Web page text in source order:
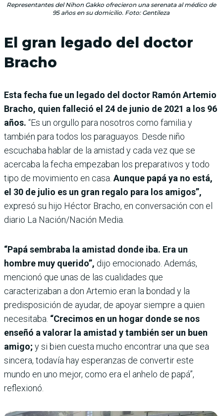
Representantes del Nihon Gakko ofrecieron una serenata al médico de
95 años en su domicilio. Foto: Gentileza
El gran legado del doctor
Bracho
Esta fecha fue un legado del doctor Ramón Artemio
Bracho, quien falleció el 24 de junio de 2021 a los 96
años. “Es un orgullo para nosotros como familia y
también para todos los paraguayos. Desde niño
escuchaba hablar de la amistad y cada vez que se
acercaba la fecha empezaban los preparativos y todo
tipo de movimiento en casa. Aunque papá ya no está,
el 30 de julio es un gran regalo para los amigos”,
expresó su hijo Héctor Bracho, en conversación con el
diario La Nación/Nación Media.
“Papá sembraba la amistad donde iba. Era un
hombre muy querido”, dijo emocionado. Además,
mencionó que unas de las cualidades que
caracterizaban a don Artemio eran la bondad y la
predisposición de ayudar, de apoyar siempre a quien
necesitaba. “Crecimos en un hogar donde se nos
enseñó a valorar la amistad y también ser un buen
amigo; y si bien cuesta mucho encontrar una que sea
sincera, todavía hay esperanzas de convertir este
mundo en uno mejor, como era el anhelo de papá”,
reflexionó.